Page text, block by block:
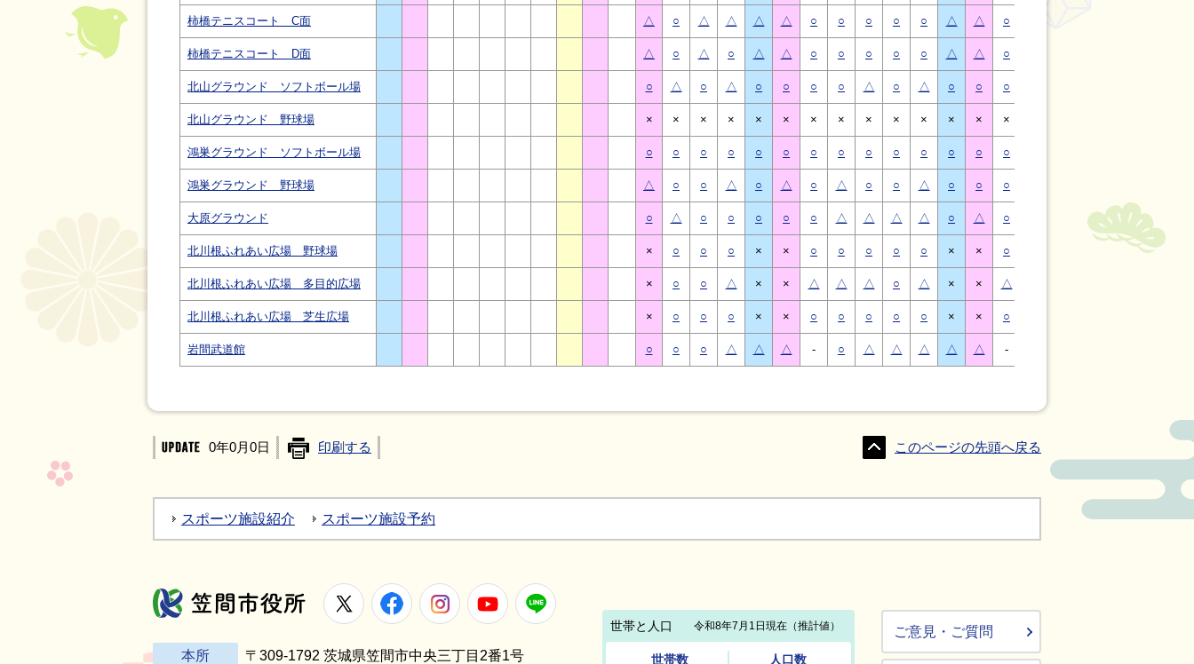
柿橋テニスコート C面 △ ○ △ △ △ △ ○ ○ ○ ○ ○ △ △ ○
柿橋テニスコート D面 △ ○ △ ○ △ △ ○ ○ ○ ○ ○ △ △ ○
北山グラウンド ソフトボール場 ○ △ ○ △ ○ ○ ○ ○ △ ○ △ ○ ○ ○
北山グラウンド 野球場 × × × × × × × × × × × × × ×
鴻巣グラウンド ソフトボール場 ○ ○ ○ ○ ○ ○ ○ ○ ○ ○ ○ ○ ○ ○
鴻巣グラウンド 野球場 △ ○ ○ △ ○ △ ○ △ ○ ○ △ ○ ○ ○
大原グラウンド ○ △ ○ ○ ○ ○ ○ △ △ △ △ ○ △ ○ △ △ ○
北川根ふれあい広場 野球場 × ○ ○ ○ × × ○ ○ ○ ○ ○ × × ○ ×
北川根ふれあい広場 多目的広場 × ○ ○ △ × × △ △ △ ○ △ × × △
北川根ふれあい広場 芝生広場 × ○ ○ ○ × × ○ ○ ○ ○ ○ × × ○
岩間武道館 ○ ○ ○ △ △ △ - ○ △ △ △ △ △ -
0年0月0日 印刷する このページの先頭へ戻る
スポーツ施設紹介 スポーツ施設予約
笠間市役所
X FacebookInstagramYoutube
本所 〒309-1792 茨城県笠間市中央三丁目2番1号
ご意見・ご質問